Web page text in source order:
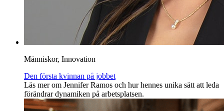
Människor, Innovation
Den första kvinnan på jobbet
Läs mer om Jennifer Ramos och hur hennes unika sätt att leda
förändrar dynamiken på arbetsplatsen.